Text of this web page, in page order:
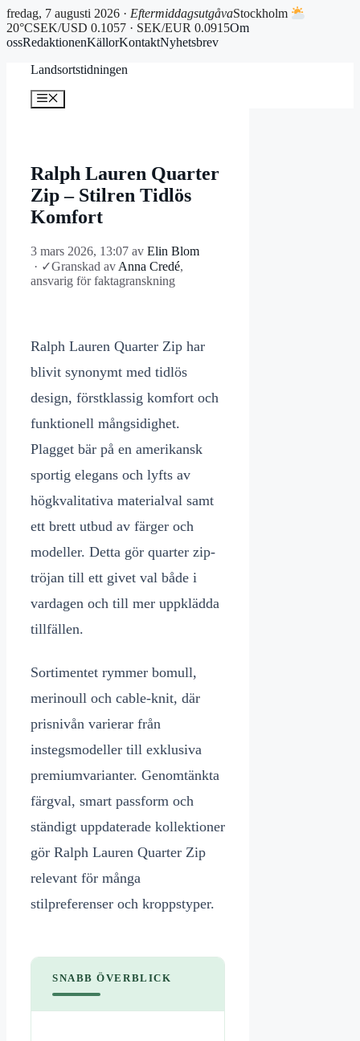
fredag, 7 augusti 2026 · EftermiddagsutgåvaStockholm
20°CSEK/USD 0.1057 · SEK/EUR 0.0915Om
ossRedaktionenKällorKontaktNyhetsbrev
Landsortstidningen
Meny
Ralph Lauren Quarter
Zip – Stilren Tidlös
Komfort
3 mars 2026, 13:07 av Elin Blom
· ✓Granskad av Anna Credé,
ansvarig för faktagranskning
Ralph Lauren Quarter Zip har
blivit synonymt med tidlös
design, förstklassig komfort och
funktionell mångsidighet.
Plagget bär på en amerikansk
sportig elegans och lyfts av
högkvalitativa materialval samt
ett brett utbud av färger och
modeller. Detta gör quarter zip-
tröjan till ett givet val både i
vardagen och till mer uppklädda
tillfällen.
Sortimentet rymmer bomull,
merinoull och cable-knit, där
prisnivån varierar från
instegsmodeller till exklusiva
premiumvarianter. Genomtänkta
färgval, smart passform och
ständigt uppdaterade kollektioner
gör Ralph Lauren Quarter Zip
relevant för många
stilpreferenser och kroppstyper.
SNABB ÖVERBLICK